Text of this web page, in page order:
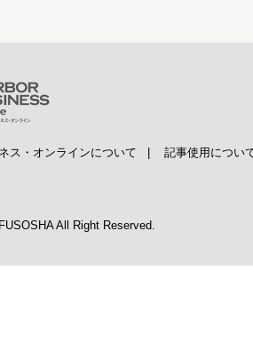
ス・オンラインについて 記事使用につい
All Right Reserved.